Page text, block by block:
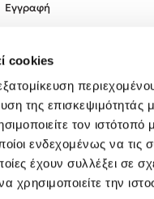
cookies
της
τον
ενδεχομένως να
έχουν συλλέξει σε
χρησιμοποιείτε την
Εγγραφή